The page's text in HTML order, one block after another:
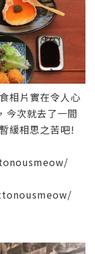
相片實在令人心
今次就去了一間
緩相思之苦吧!